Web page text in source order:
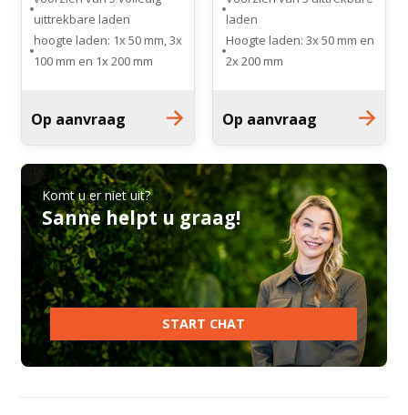
uittrekbare laden
hoogte laden: 1x 50 mm, 3x
100 mm en 1x 200 mm
desinfectie bestendige
oppervlakten
Op aanvraag
laden
Hoogte laden: 3x 50 mm en
2x 200 mm
Desinfectie bestendige
oppervlakten
Op aanvraag
Komt u er niet uit?
Sanne helpt u graag!
START CHAT